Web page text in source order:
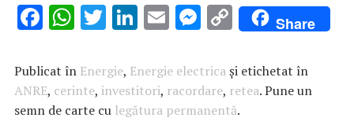
F
e
b
o
W
at
s
A
T
it
te
r
Li
k
e
dI
E
ai
l
M
se
n
g
C
o
p
y
Li
Share
Publicat în Energie, Energie electricași etichetat în
ANRE, cerinte, investitori, racordare, retea. Pune un
semn de carte cu legătura permanentă.